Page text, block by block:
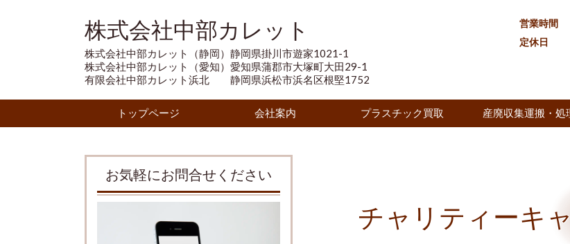
株式会社中部カレット
株式会社中部カレット（静岡）静岡県掛川市遊家1021-1
株式会社中部カレット（愛知）愛知県蒲郡市大塚町大田29-1
有限会社中部カレット浜北 静岡県浜松市浜名区根堅1752
営業時間
定休日
トップページ 会社案内 プラスチック買取 産廃収集運搬・処
チャリティーキ
お気軽にお問合せください